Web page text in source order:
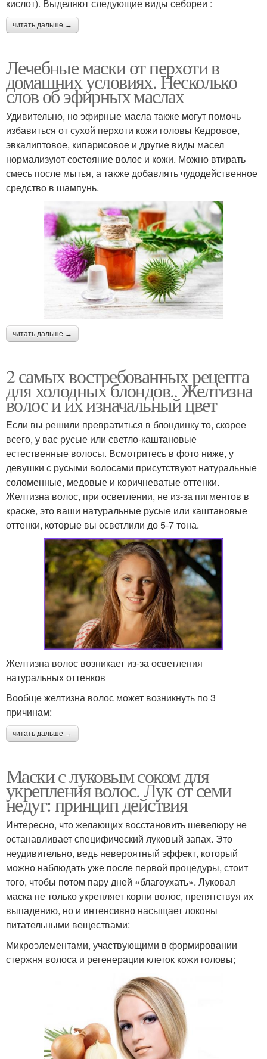
кислот). Выделяют следующие виды себореи :
читать дальше →
Лечебные маски от перхоти в
домашних условиях. Несколько
слов об эфирных маслах
Удивительно, но эфирные масла также могут помочь
избавиться от сухой перхоти кожи головы Кедровое,
эвкалиптовое, кипарисовое и другие виды масел
нормализуют состояние волос и кожи. Можно втирать
смесь после мытья, а также добавлять чудодейственное
средство в шампунь.
читать дальше →
2 самых востребованных рецепта
для холодных блондов.. Желтизна
волос и их изначальный цвет
Если вы решили превратиться в блондинку то, скорее
всего, у вас русые или светло-каштановые
естественные волосы. Всмотритесь в фото ниже, у
девушки с русыми волосами присутствуют натуральные
соломенные, медовые и коричневатые оттенки.
Желтизна волос, при осветлении, не из-за пигментов в
краске, это ваши натуральные русые или каштановые
оттенки, которые вы осветлили до 5-7 тона.
Желтизна волос возникает из-за осветления
натуральных оттенков
Вообще желтизна волос может возникнуть по 3
причинам:
читать дальше →
Маски с луковым соком для
укрепления волос. Лук от семи
недуг: принцип действия
Интересно, что желающих восстановить шевелюру не
останавливает специфический луковый запах. Это
неудивительно, ведь невероятный эффект, который
можно наблюдать уже после первой процедуры, стоит
того, чтобы потом пару дней «благоухать». Луковая
маска не только укрепляет корни волос, препятствуя их
выпадению, но и интенсивно насыщает локоны
питательными веществами:
Микроэлементами, участвующими в формировании
стержня волоса и регенерации клеток кожи головы;